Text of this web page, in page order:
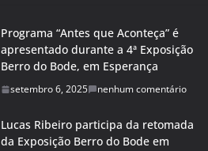
Programa “Antes que Aconteça” é
apresentado durante a 4ª Exposição
Berro do Bode, em Esperança
setembro 6, 2025 nenhum comentário
Lucas Ribeiro participa da retomada
da Exposição Berro do Bode em